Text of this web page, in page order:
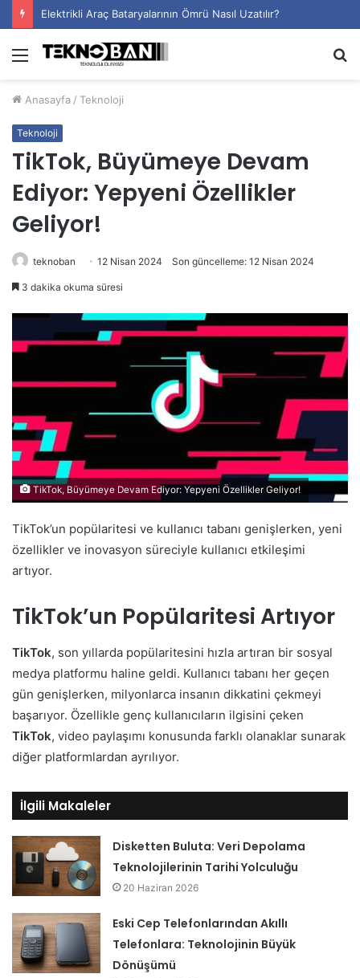
Elektrikli Araç Bataryalarının Ömrü Nasıl Uzatılır?
Menü
Anasayfa / Teknoloji
Teknoloji
TikTok, Büyümeye Devam
Ediyor: Yepyeni Özellikler
Geliyor!
teknoban 12 Nisan 2024 Son güncelleme: 12 Nisan 2024
3 dakika okuma süresi
TikTok, Büyümeye Devam Ediyor: Yepyeni Özellikler Geliyor!
TikTok’un popülaritesi ve kullanıcı tabanı genişlerken, yeni
özellikler ve inovasyon süreciyle kullanıcı etkileşimi
artıyor.
TikTok’un Popülaritesi Artıyor
TikTok, son yıllarda popülaritesini hızla artıran bir sosyal
medya platformu haline geldi. Kullanıcı tabanı her geçen
gün genişlerken, milyonlarca insanın dikkatini çekmeyi
başarıyor. Özellikle genç kullanıcıların ilgisini çeken
TikTok, video paylaşımı konusunda farklı olanaklar sunarak
diğer platformlardan ayrılıyor.
İlgili Makaleler
Disketten Buluta: Veri Depolama
Teknolojilerinin Tarihi Yolculuğu
20 Haziran 2026
Eski Cep Telefonlarından Akıllı
Telefonlara: Teknolojinin Büyük
Dönüşümü